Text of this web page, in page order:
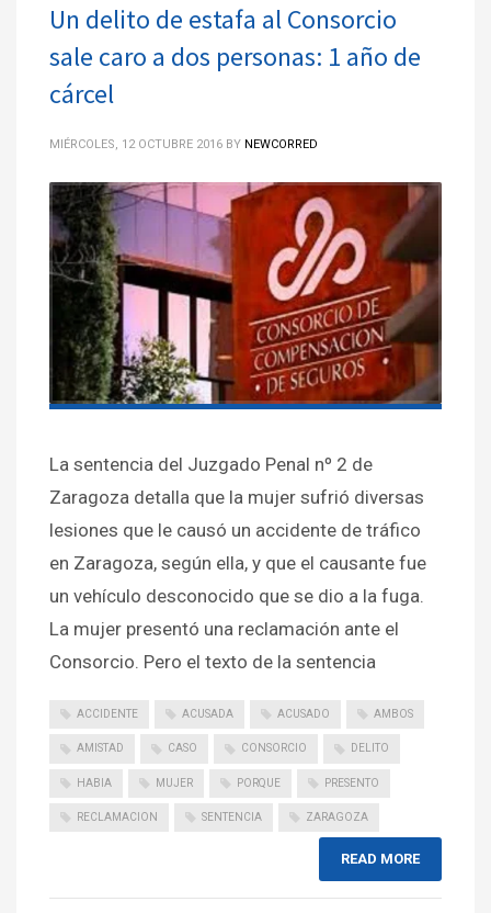
Un delito de estafa al Consorcio
sale caro a dos personas: 1 año de
cárcel
MIÉRCOLES, 12 OCTUBRE 2016 BY NEWCORRED
La sentencia del Juzgado Penal nº 2 de
Zaragoza detalla que la mujer sufrió diversas
lesiones que le causó un accidente de tráfico
en Zaragoza, según ella, y que el causante fue
un vehículo desconocido que se dio a la fuga.
La mujer presentó una reclamación ante el
Consorcio. Pero el texto de la sentencia
ACCIDENTE ACUSADA ACUSADO AMBOS
AMISTAD CASO CONSORCIO DELITO
HABIA MUJER PORQUE PRESENTO
RECLAMACION SENTENCIA ZARAGOZA
READ MORE